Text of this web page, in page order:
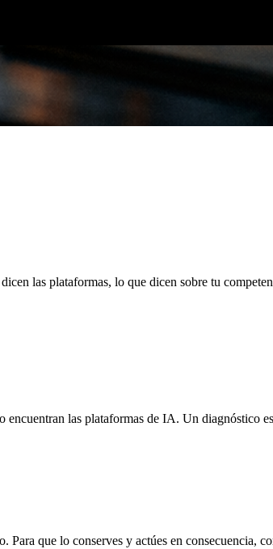
las plataformas, lo que dicen sobre tu
encuentran las plataformas de IA. Un diagnóstico
que lo conserves y actúes en consecuencia,